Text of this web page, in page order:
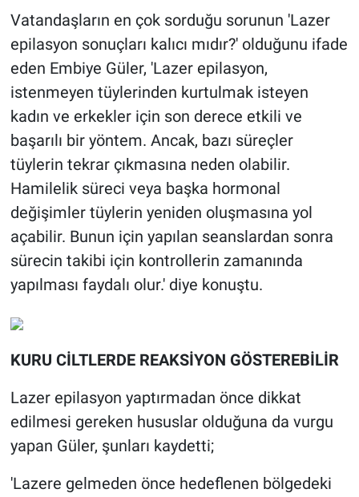
Vatandaşların en çok sorduğu sorunun 'Lazer
epilasyon sonuçları kalıcı mıdır?' olduğunu ifade
eden Embiye Güler, 'Lazer epilasyon,
istenmeyen tüylerinden kurtulmak isteyen
kadın ve erkekler için son derece etkili ve
başarılı bir yöntem. Ancak, bazı süreçler
tüylerin tekrar çıkmasına neden olabilir.
Hamilelik süreci veya başka hormonal
değişimler tüylerin yeniden oluşmasına yol
açabilir. Bunun için yapılan seanslardan sonra
sürecin takibi için kontrollerin zamanında
yapılması faydalı olur.' diye konuştu.
KURU CİLTLERDE REAKSİYON GÖSTEREBİLİR
Lazer epilasyon yaptırmadan önce dikkat
edilmesi gereken hususlar olduğuna da vurgu
yapan Güler, şunları kaydetti;
'Lazere gelmeden önce hedeflenen bölgedeki